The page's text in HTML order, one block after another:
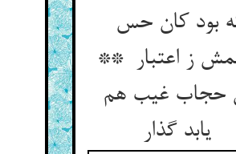
بود کان حس
ز اعتبار **
حجاب غیب هم
یابد گذار